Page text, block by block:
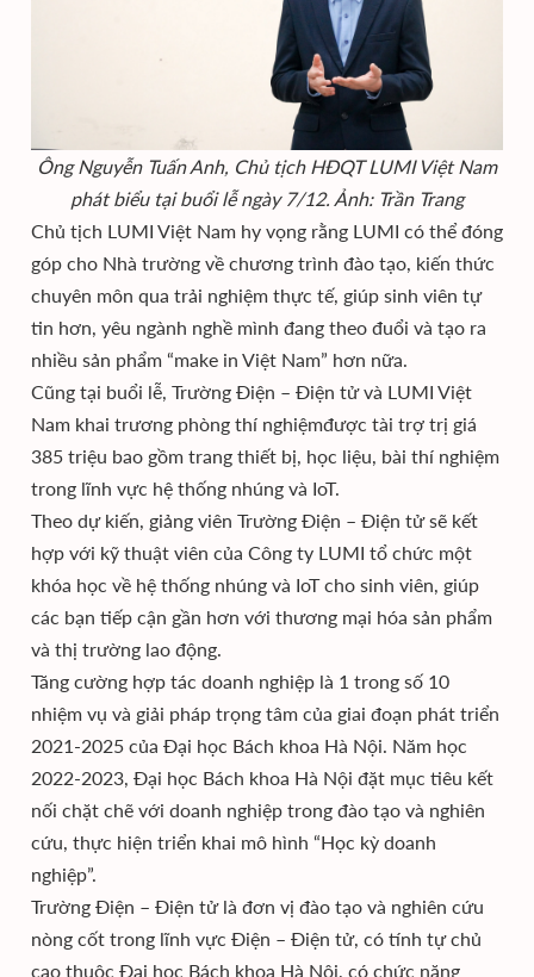
Ông Nguyễn Tuấn Anh, Chủ tịch HĐQT LUMI Việt Nam
phát biểu tại buổi lễ ngày 7/12. Ảnh: Trần Trang
Chủ tịch LUMI Việt Nam hy vọng rằng LUMI có thể đóng
góp cho Nhà trường về chương trình đào tạo, kiến thức
chuyên môn qua trải nghiệm thực tế, giúp sinh viên tự
tin hơn, yêu ngành nghề mình đang theo đuổi và tạo ra
nhiều sản phẩm “make in Việt Nam” hơn nữa.
Cũng tại buổi lễ, Trường Điện – Điện tử và LUMI Việt
Nam khai trương phòng thí nghiệmđược tài trợ trị giá
385 triệu bao gồm trang thiết bị, học liệu, bài thí nghiệm
trong lĩnh vực hệ thống nhúng và IoT.
Theo dự kiến, giảng viên Trường Điện – Điện tử sẽ kết
hợp với kỹ thuật viên của Công ty LUMI tổ chức một
khóa học về hệ thống nhúng và IoT cho sinh viên, giúp
các bạn tiếp cận gần hơn với thương mại hóa sản phẩm
và thị trường lao động.
Tăng cường hợp tác doanh nghiệp là 1 trong số 10
nhiệm vụ và giải pháp trọng tâm của giai đoạn phát triển
2021-2025 của Đại học Bách khoa Hà Nội. Năm học
2022-2023, Đại học Bách khoa Hà Nội đặt mục tiêu kết
nối chặt chẽ với doanh nghiệp trong đào tạo và nghiên
cứu, thực hiện triển khai mô hình “Học kỳ doanh
nghiệp”.
Trường Điện – Điện tử là đơn vị đào tạo và nghiên cứu
nòng cốt trong lĩnh vực Điện – Điện tử, có tính tự chủ
cao thuộc Đại học Bách khoa Hà Nội, có chức năng